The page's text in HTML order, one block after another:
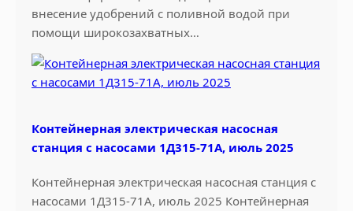
л
ь
2
0
внесение удобрений с поливной водой при
помощи широкозахватных…
Контейнерная электрическая насосная
станция с насосами 1Д315-71А, июль 2025
Контейнерная электрическая насосная станция с
насосами 1Д315-71А, июль 2025 Контейнерная